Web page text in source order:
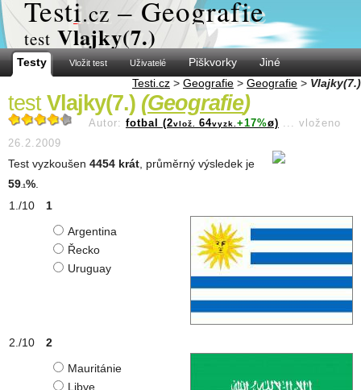
Testi.cz – Geografie
test Vlajky(7.)
Testy Vložit test Uživatelé Piškvorky
Jiné
Testi.cz > Geografie > Geografie > Vlajky(7.)
test Vlajky(7.) (Geografie)
Autor: fotbal (2vlož. 64vyzk. +17%ø) ... vloženo
26.2.2009
Test vyzkoušen 4454 krát , průměrný výsledek je
59 .1 %
1
Argentina
Řecko
Uruguay
2
Mauritánie
Libye